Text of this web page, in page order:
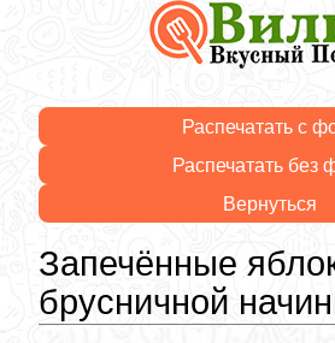
Распечатать с
Распечатать без
Вернуться
Запечённые
брусничной